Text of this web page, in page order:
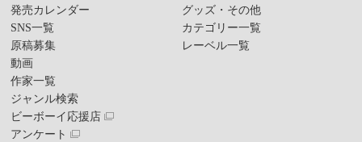
発売カレンダー
SNS一覧
原稿募集
動画
作家一覧
ジャンル検索
ビーボーイ応援店
アンケート
グッズ・その他
カテゴリー一覧
レーベル一覧